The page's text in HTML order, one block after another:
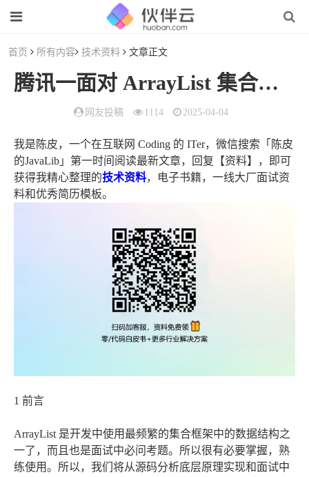
首页 所有内容 技术资料 文章正文
腾讯一面对 ArrayList 集合的面试问题，带你通过源码分析回答这些问题
网友投稿 1114 2025-04-04
我是陈皮，一个在互联网 Coding 的 ITer，微信搜索「陈皮
的JavaLib」第一时间阅读最新文章，回复【资料】，即可
获得我精心整理的技术资料，电子书籍，一线大厂面试资
料和优秀简历模板。
1 前言
ArrayList 是开发中使用最频繁的集合框架中的数据结构之
一了，而且也是面试中必问考题。所以很有必要掌握，熟
练使用。所以，我们将从源码分析底层原理实现和面试中